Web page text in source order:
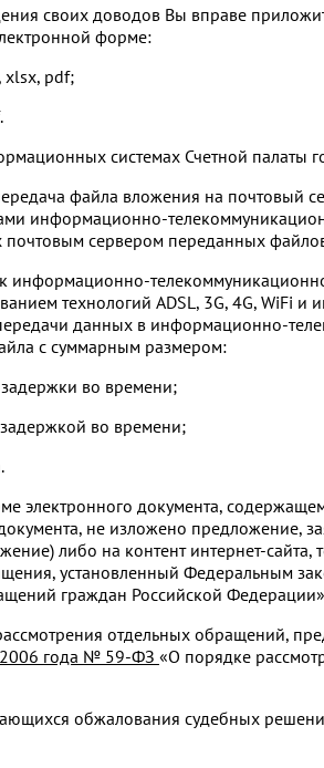
своих доводов Вы вправе
форме:
xlsx, pdf;
системах Счетной палаты
файла вложения на почтовый
информационно-
сервером переданных
технологий ADSL, 3G, 4G, WiFi и
данных в информационно-
с суммарным размером:
во времени;
во времени;
электронного документа,
не изложено предложение,
либо на контент интернет-сайта,
установленный Федеральным
граждан Российской
отдельных обращений,
2006 года № 59-ФЗ «О порядке
обжалования судебных